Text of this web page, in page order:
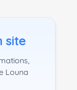
site
Louna